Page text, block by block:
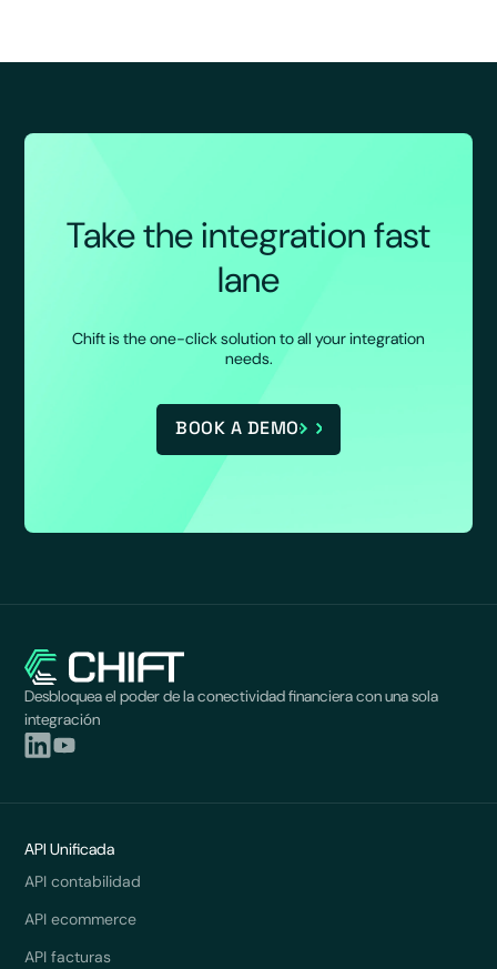
Take the integration fast
lane
Chift is the one-click solution to all your integration
needs.
BOOK A DEMO
Desbloquea el poder de la conectividad financiera con una sola
integración
API Unificada
API contabilidad
API ecommerce
API facturas